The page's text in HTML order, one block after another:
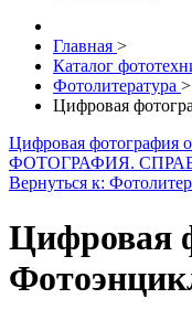
Главная >
Каталог
Фотолитература >
Цифровая
Цифровая фотография
ФОТОГРАФИЯ.
Вернуться к:
Цифровая